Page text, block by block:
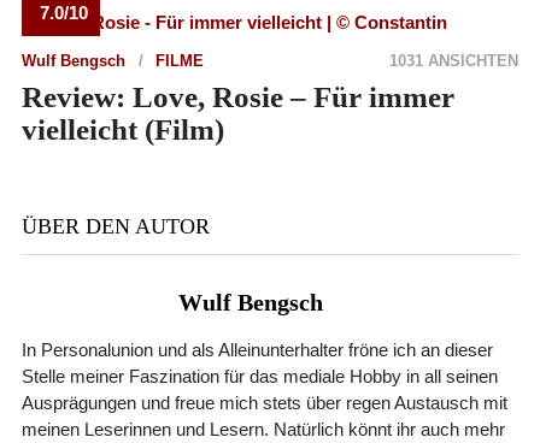
7.0/10
Wulf Bengsch FILME 1031 ANSICHTEN
Review: Love, Rosie – Für immer
vielleicht (Film)
ÜBER DEN AUTOR
Wulf Bengsch
In Personalunion und als Alleinunterhalter fröne ich an dieser
Stelle meiner Faszination für das mediale Hobby in all seinen
Ausprägungen und freue mich stets über regen Austausch mit
meinen Leserinnen und Lesern. Natürlich könnt ihr auch mehr